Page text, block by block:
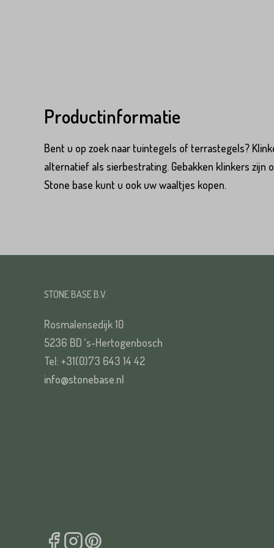
Productinformatie
Bent u op zoek naar tuintegels of terrastegels?
alternatief als sierbestrating. Gebakken klinkers
Stone base kunt u ook uw waaltjes kopen.
Nederland
Huisnummer*
STONE BASE B.V.
Rosmalensedijk 10
5236 BD ‘s-Hertogenbosch
Tel: +31(0)73 643 14 42
info@stonebase.nl